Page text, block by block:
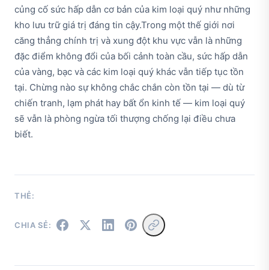
củng cố sức hấp dẫn cơ bản của kim loại quý như những
kho lưu trữ giá trị đáng tin cậy.Trong một thế giới nơi
căng thẳng chính trị và xung đột khu vực vẫn là những
đặc điểm không đổi của bối cảnh toàn cầu, sức hấp dẫn
của vàng, bạc và các kim loại quý khác vẫn tiếp tục tồn
tại. Chừng nào sự không chắc chắn còn tồn tại — dù từ
chiến tranh, lạm phát hay bất ổn kinh tế — kim loại quý
sẽ vẫn là phòng ngừa tối thượng chống lại điều chưa
biết.
THẺ:
CHIA SẺ: